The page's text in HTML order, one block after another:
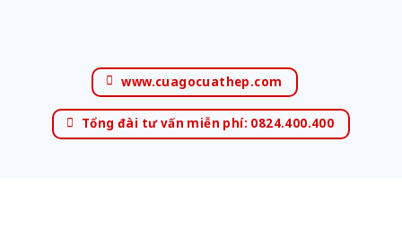
www.cuagocuathep.com
Tổng đài tư vấn miễn phí: 0824.400.400